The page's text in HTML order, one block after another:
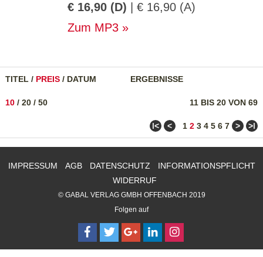
€ 16,90 (D) | € 16,90 (A)
Zum MP3
TITEL / PREIS / DATUM ERGEBNISSE
11 BIS 20 VON 69
10 / 20 / 50
ǀ< < 1 2 3 4 5 6 7 > >ǀ
IMPRESSUM AGB DATENSCHUTZ
INFORMATIONSPFLICHT
WIDERRUF
© GABAL VERLAG GMBH OFFENBACH 2019
Folgen auf